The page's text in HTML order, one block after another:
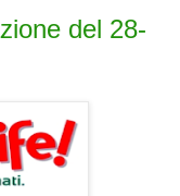
del 28-